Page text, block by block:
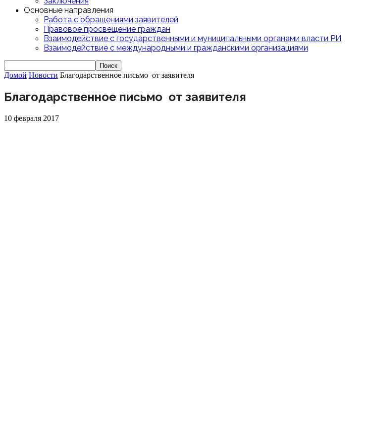
Основные направления
Работа с обращениями заявителей
Правовое просвещение граждан
Взаимодействие с государственными и муниципальными органами власти РИ
Взаимодействие с международными и гражданскими организациями
Домой Новости Благодарственное письмо от заявителя
Благодарственное письмо от заявителя
10 февраля 2017